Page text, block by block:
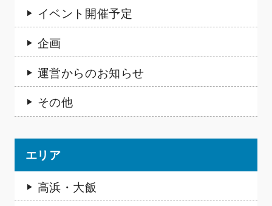
イベント開催予定
企画
運営からのお知らせ
その他
エリア
高浜・大飯